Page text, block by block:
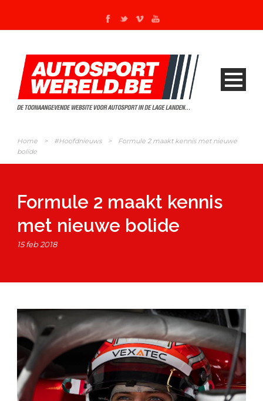
Home > #Hoofdnieuws >
Formule 2 maakt kennis met nieuwe
bolide
Formule 2 maakt kennis
met nieuwe bolide
15 feb 2018